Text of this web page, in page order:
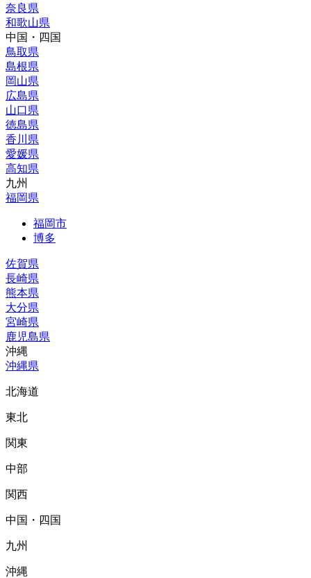
奈良県
和歌山県
中国・四国
鳥取県
島根県
岡山県
広島県
山口県
徳島県
香川県
愛媛県
高知県
九州
福岡県
福岡市
博多
佐賀県
長崎県
熊本県
大分県
宮崎県
鹿児島県
沖縄
沖縄県
北海道
東北
関東
中部
関西
中国・四国
九州
沖縄